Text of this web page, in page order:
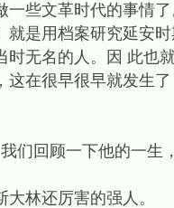
一些文革时代的事情
就是用档案研究延安
时无名的人。因 此也
这在很早很早就发生
们回顾一下他的一
林还厉害的强人。